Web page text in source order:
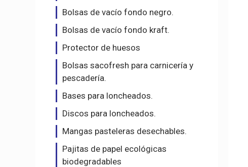
Bolsas de vacío fondo negro.
Bolsas de vacío fondo kraft.
Protector de huesos
Bolsas sacofresh para carnicería y
pescadería.
Bases para loncheados.
Discos para loncheados.
Mangas pasteleras desechables.
Pajitas de papel ecológicas
biodegradables